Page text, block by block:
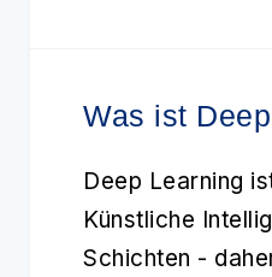
Was ist
Deep Learning
Künstliche
Schichten -